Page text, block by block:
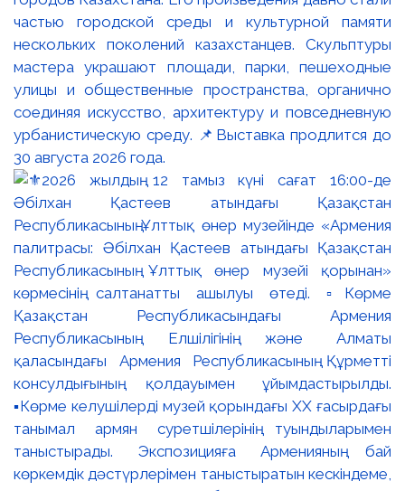
частью городской среды и культурной памяти
нескольких поколений казахстанцев. Скульптуры
мастера украшают площади, парки, пешеходные
улицы и общественные пространства, органично
соединяя искусство, архитектуру и повседневную
урбанистическую среду. 📌Выставка продлится до
30 августа 2026 года.